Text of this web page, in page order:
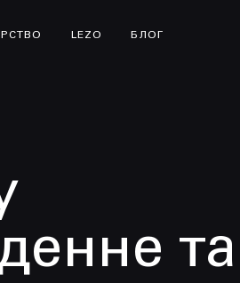
LEZO БЛОГ
та